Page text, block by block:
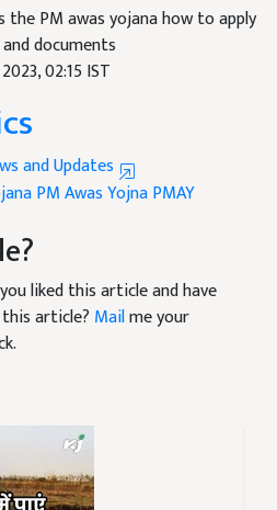
the PM awas yojana how to apply
documents
02:15 IST
and Updates
PM Awas YojnaPMAY
liked this article and have
article? Mailme your